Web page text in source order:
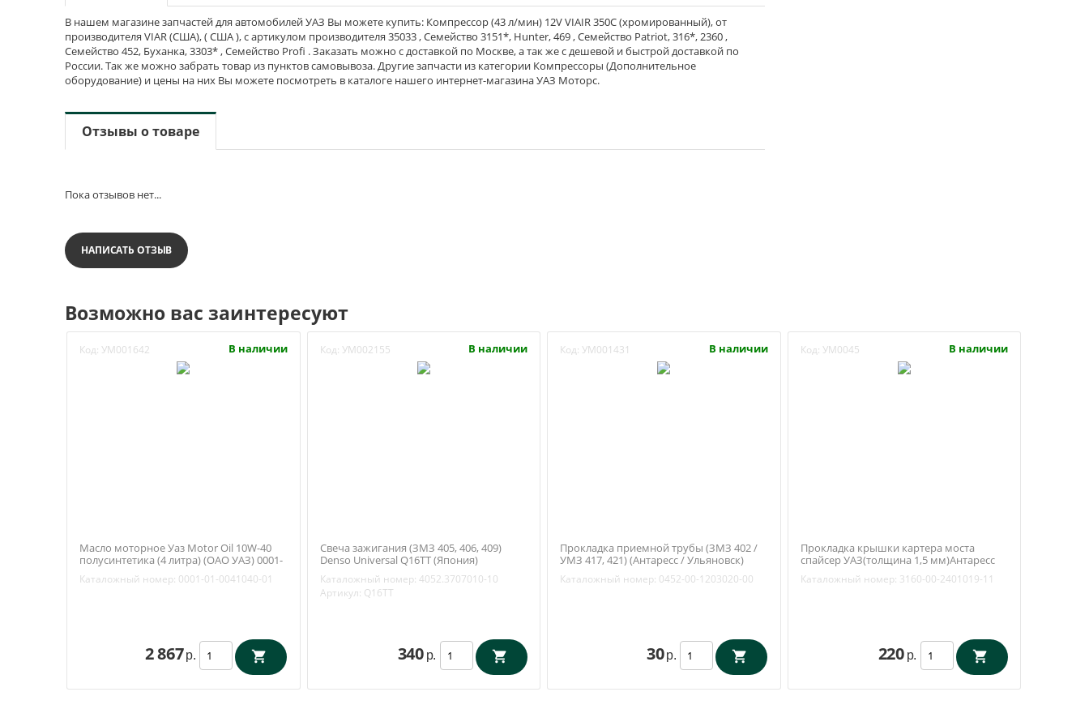
В нашем магазине запчастей для автомобилей УАЗ Вы можете купить: Компрессор (43 л/мин) 12V VIAIR 350C (хромированный), от
производителя VIAR (США), ( США ), с артикулом производителя 35033 , Семейство 3151*, Hunter, 469 , Семейство Patriot, 316*, 2360 ,
Семейство 452, Буханка, 3303* , Семейство Profi . Заказать можно с доставкой по Москве, а так же с дешевой и быстрой доставкой по
России. Так же можно забрать товар из пунктов самовывоза. Другие запчасти из категории Компрессоры (Дополнительное
оборудование) и цены на них Вы можете посмотреть в каталоге нашего интернет-магазина УАЗ Моторс.
Отзывы о товаре
Пока отзывов нет...
НАПИСАТЬ ОТЗЫВ
Возможно вас заинтересуют
Код: УМ001642 В наличии
Масло моторное Уаз Motor Oil 10W-40
полусинтетика (4 литра) (ОАО УАЗ) 0001-
Каталожный номер: 0001-01-0041040-01
2 867 р.
Код: УМ002155 В наличии
Свеча зажигания (ЗМЗ 405, 406, 409)
Denso Universal Q16TT (Япония)
Каталожный номер: 4052.3707010-10
Артикул: Q16TT
340 р.
Код: УМ001431 В наличии
Прокладка приемной трубы (ЗМЗ 402 /
УМЗ 417, 421) (Антаресс / Ульяновск)
Каталожный номер: 0452-00-1203020-00
30 р.
Код: УМ0045 В наличии
Прокладка крышки картера моста
спайсер УАЗ(толщина 1,5 мм)Антаресс
Каталожный номер: 3160-00-2401019-11
220 р.